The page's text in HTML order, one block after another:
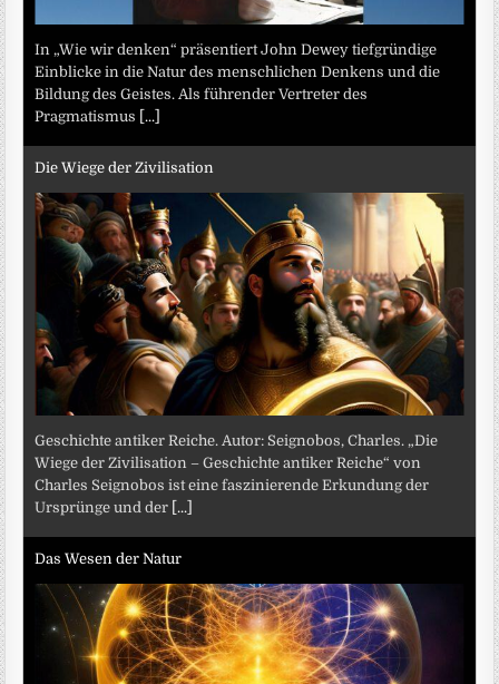
In „Wie wir denken“ präsentiert John Dewey tiefgründige
Einblicke in die Natur des menschlichen Denkens und die
Bildung des Geistes. Als führender Vertreter des
Pragmatismus
[...]
Die Wiege der Zivilisation
Geschichte antiker Reiche. Autor: Seignobos, Charles. „Die
Wiege der Zivilisation – Geschichte antiker Reiche“ von
Charles Seignobos ist eine faszinierende Erkundung der
Ursprünge und der [...]
Das Wesen der Natur